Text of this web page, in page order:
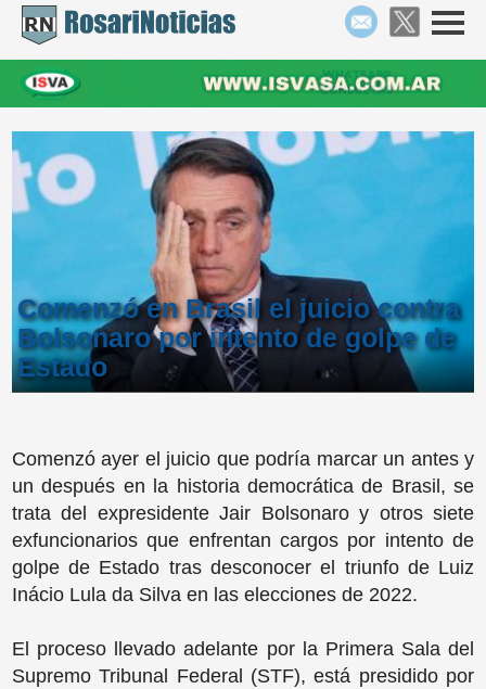
Comenzó en Brasil el juicio contra
Bolsonaro por intento de golpe de
Estado
Comenzó ayer el juicio que podría marcar un antes y
un después en la historia democrática de Brasil, se
trata del expresidente Jair Bolsonaro y otros siete
exfuncionarios que enfrentan cargos por intento de
golpe de Estado tras desconocer el triunfo de Luiz
Inácio Lula da Silva en las elecciones de 2022.
El proceso llevado adelante por la Primera Sala del
Supremo Tribunal Federal (STF), está presidido por